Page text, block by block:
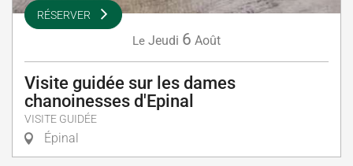
RÉSERVER
Le Jeudi 6 Août
Visite guidée sur les dames
chanoinesses d'Epinal
VISITE GUIDÉE
Épinal